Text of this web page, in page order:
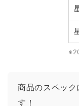
商品のスペッ
す！